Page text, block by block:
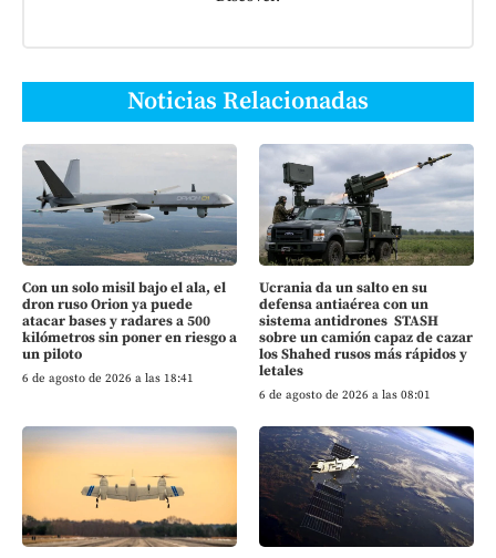
Noticias Relacionadas
Con un solo misil bajo el ala, el
dron ruso Orion ya puede
atacar bases y radares a 500
kilómetros sin poner en riesgo a
un piloto
6 de agosto de 2026 a las 18:41
Ucrania da un salto en su
defensa antiaérea con un
sistema antidrones STASH
sobre un camión capaz de cazar
los Shahed rusos más rápidos y
letales
6 de agosto de 2026 a las 08:01